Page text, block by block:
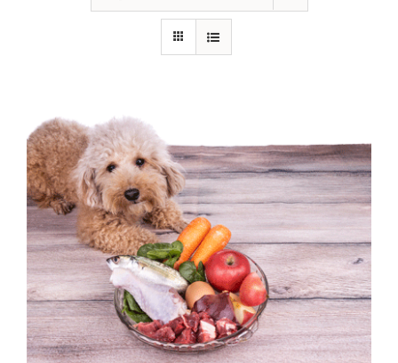
Aufzeichnungen
Warenkorb
Mein Konto